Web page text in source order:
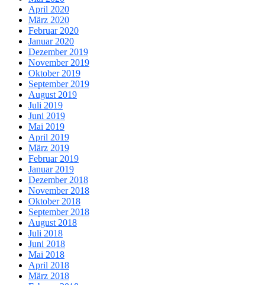
April 2020
März 2020
Februar 2020
Januar 2020
Dezember 2019
November 2019
Oktober 2019
September 2019
August 2019
Juli 2019
Juni 2019
Mai 2019
April 2019
März 2019
Februar 2019
Januar 2019
Dezember 2018
November 2018
Oktober 2018
September 2018
August 2018
Juli 2018
Juni 2018
Mai 2018
April 2018
März 2018